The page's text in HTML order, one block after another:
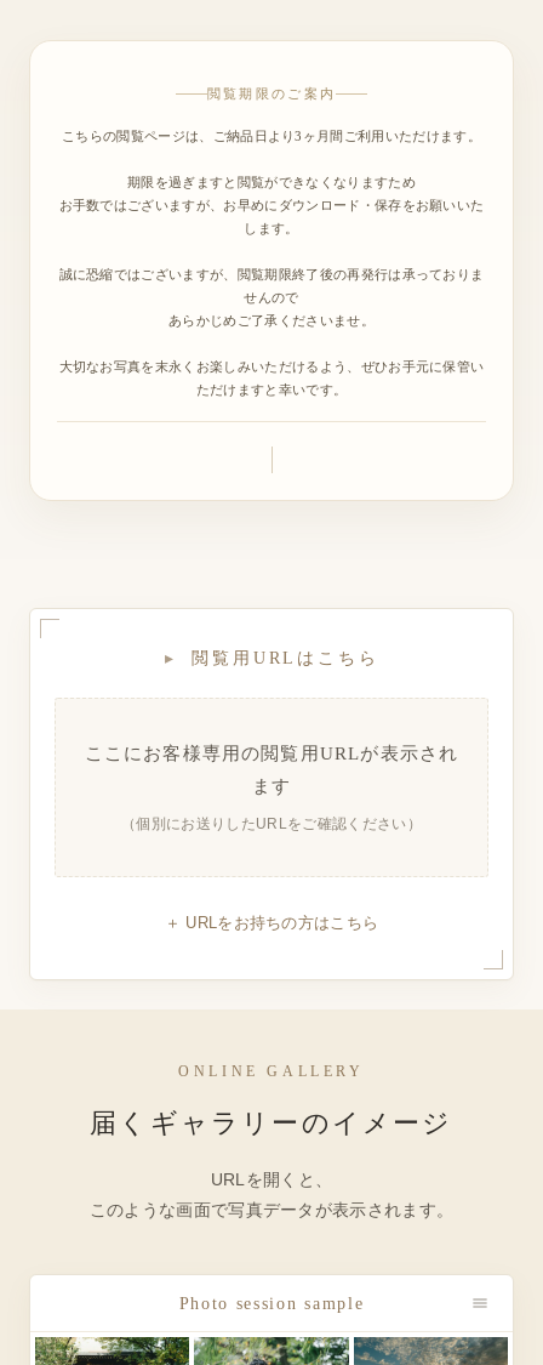
閲覧期限のご案内
こちらの閲覧ページは、ご納品日より3ヶ月間ご利用いただけます。
期限を過ぎますと閲覧ができなくなりますため
お手数ではございますが、お早めにダウンロード・保存をお願いいた
します。
誠に恐縮ではございますが、閲覧期限終了後の再発行は承っておりま
せんので
あらかじめご了承くださいませ。
大切なお写真を末永くお楽しみいただけるよう、ぜひお手元に保管い
ただけますと幸いです。
▸ 閲覧用URLはこちら
ここにお客様専用の閲覧用URLが表示され
ます
（個別にお送りしたURLをご確認ください）
URLをお持ちの方はこちら
ONLINE GALLERY
届くギャラリーのイメージ
URLを開くと、
このような画面で写真データが表示されます。
Photo session sample